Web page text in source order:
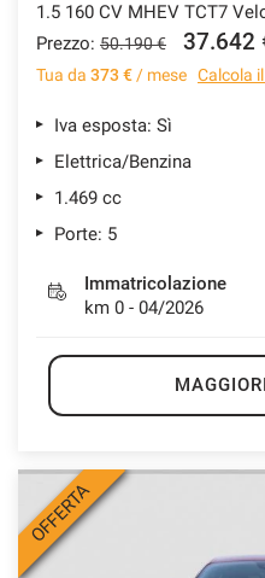
1.5 160 CV MHEV TCT7
Prezzo: 50.190 € 37.642
Tua da 373 €/ mese Calcola
Iva esposta: Sì
Elettrica/Benzina
1.469 cc
Porte: 5
Immatricolazione
km 0 - 04/2026
OFFERTA